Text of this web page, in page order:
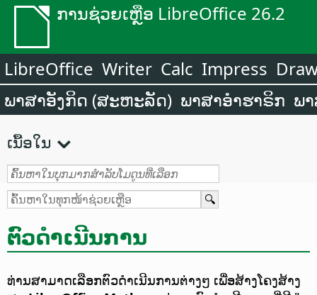
ການຊ່ວຍເຫຼືອ LibreOffice 26.2
LibreOffice Writer Calc Impress
ພາສາອັງກິດ (ສະຫະລັດ) ພາສາອຳຮາຣິກ ພ
ເນື້ອໃນ
ຕົວດຳເນີນການ
ທ່ານສາມາດເລືອກຕົວດຳເນີນການຕ່າງໆ ເພື່ອສ້າງໂຄງສ້າງ